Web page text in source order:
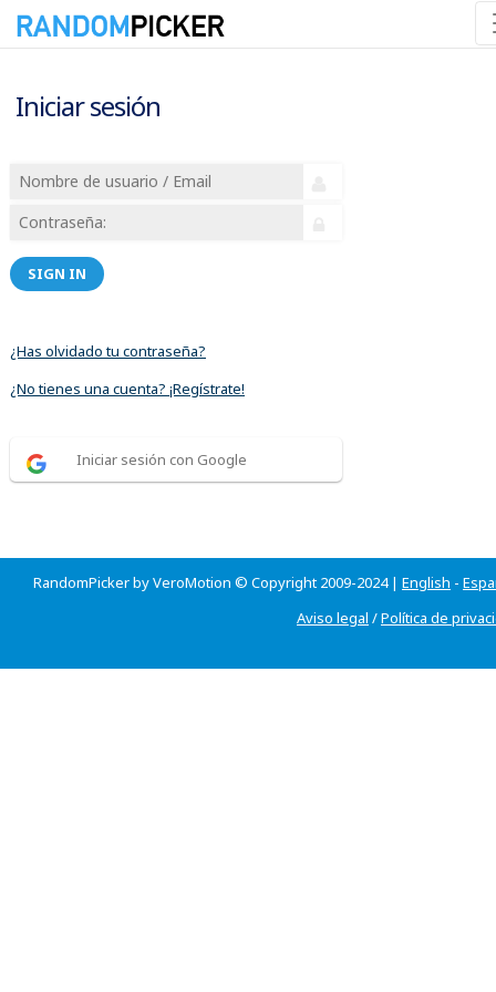
Iniciar sesión
SIGN IN
¿Has olvidado tu contraseña?
¿No tienes una cuenta? ¡Regístrate!
Iniciar sesión con Google
RandomPicker by VeroMotion © Copyright 2009-2024 | English -
Aviso legal /Política de